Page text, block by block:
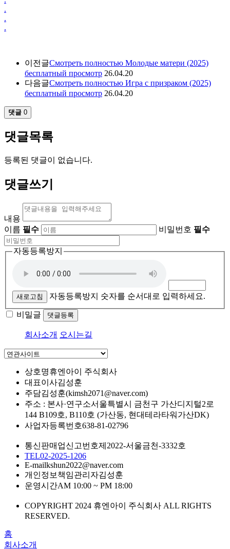
.
.
.
이전글Смотреть полностью Молодые матери (2025)
бесплатный просмотр 26.04.20
다음글Смотреть полностью Игра с призраком (2025)
бесплатный просмотр 26.04.20
댓글 0
댓글목록
등록된 댓글이 없습니다.
댓글쓰기
내용
이름 필수 비밀번호 필수
자동등록방지
새로고침 자동등록방지 숫자를 순서대로 입력하세요.
비밀글 댓글등록
회사소개 오시는길
상호명휴엔아이 주식회사
대표이사김성훈
주담김성훈(kimsh2071@naver.com)
주소 : 본사·연구소서울특별시 금천구 가산디지털2로
144 B109호, B110호 (가산동, 현대테라타워가산DK)
사업자등록번호638-81-02796
통신판매업신고번호제2022-서울금천-3332호
TEL02-2025-1206
E-mailkshun2022@naver.com
개인정보책임관리자김성훈
운영시간AM 10:00 ~ PM 18:00
COPYRIGHT 2024 휴엔아이 주식회사 ALL RIGHTS
RESERVED.
홈
회사소개